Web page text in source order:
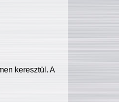
keresztül. A